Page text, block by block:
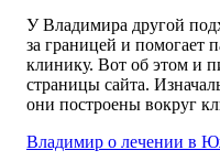
У Владимира другой
за границей и помогает
клинику. Вот об этом и
страницы сайта.
они построены вокруг
Владимир о лечении в